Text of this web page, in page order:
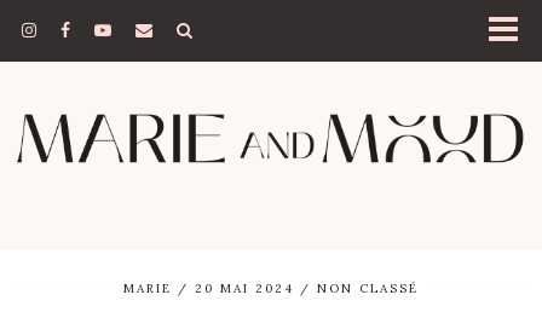
MARIE 20 MAI 2024 NON CLASSÉ